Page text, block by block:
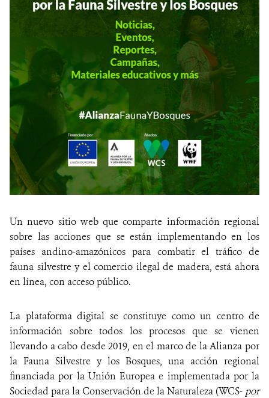
Un nuevo sitio web que comparte información regional
sobre las acciones que se están implementando en los
países andino-amazónicos para combatir el tráfico de
fauna silvestre y el comercio ilegal de madera, está ahora
en línea, con acceso público.
La plataforma digital se constituye como un centro de
información sobre todos los procesos que se vienen
llevando a cabo desde 2019, en el marco de la Alianza por
la Fauna Silvestre y los Bosques, una acción regional
financiada por la Unión Europea e implementada por la
Sociedad para la Conservación de la Naturaleza (WCS- por